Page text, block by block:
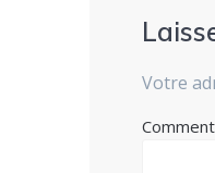
Votre